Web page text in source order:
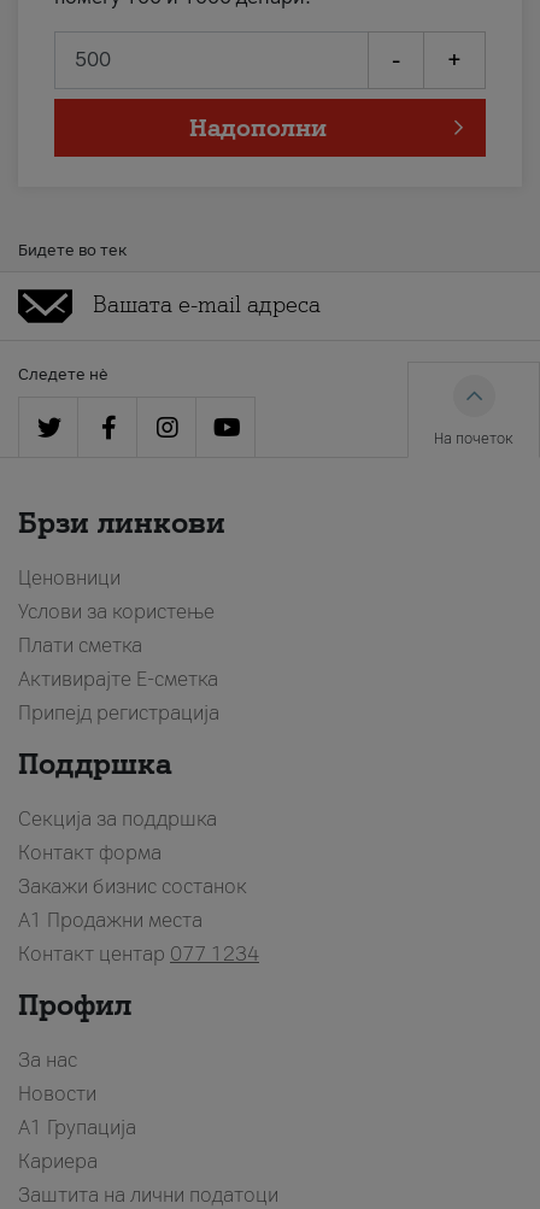
- +
Надополни
Бидете во тек
Следете нè
На почеток
Брзи линкови
Ценовници
Услови за користење
Плати сметка
Активирајте Е-сметка
Припејд регистрација
Поддршка
Секција за поддршка
Контакт форма
Закажи бизнис состанок
A1 Продажни места
Контакт центар 077 1234
Профил
За нас
Новости
А1 Групација
Кариера
Заштита на лични податоци